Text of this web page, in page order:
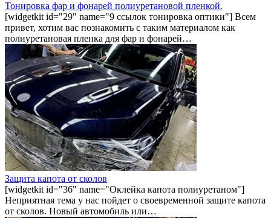
Тонировка фар и фонарей полиуретановой пленкой.
[widgetkit id="29" name="9 ссылок тонировка оптики"] Всем
привет, хотим вас познакомить с таким материалом как
полиуретановая пленка для фар и фонарей…
Защита капота от сколов
[widgetkit id="36" name="Оклейка капота полиуретаном"]
Неприятная тема у нас пойдет о своевременной защите капота
от сколов. Новый автомобиль или…